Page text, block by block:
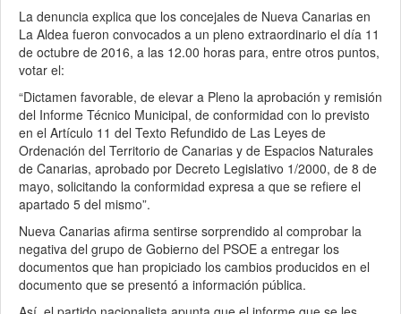
La denuncia explica que los concejales de Nueva Canarias en
La Aldea fueron convocados a un pleno extraordinario el día 11
de octubre de 2016, a las 12.00 horas para, entre otros puntos,
votar el:
“Dictamen favorable, de elevar a Pleno la aprobación y remisión
del Informe Técnico Municipal, de conformidad con lo previsto
en el Artículo 11 del Texto Refundido de Las Leyes de
Ordenación del Territorio de Canarias y de Espacios Naturales
de Canarias, aprobado por Decreto Legislativo 1/2000, de 8 de
mayo, solicitando la conformidad expresa a que se refiere el
apartado 5 del mismo”.
Nueva Canarias afirma sentirse sorprendido al comprobar la
negativa del grupo de Gobierno del PSOE a entregar los
documentos que han propiciado los cambios producidos en el
documento que se presentó a información pública.